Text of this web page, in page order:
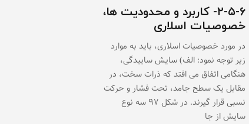
۲-۵-۶- کاربرد و محدودیت ها،
خصوصیات اسلاری
در مورد خصوصیات اسلاری، باید به موارد
زیر توجه نمود: الف) سایش ساییدگی،
هنگامی اتفاق می افتد که ذرات سخت، در
مقابل یک سطح جامد، تحت فشار و حرکت
نسبی قرار گیرند. در شکل ۹۷ سه نوع
سایش از جا